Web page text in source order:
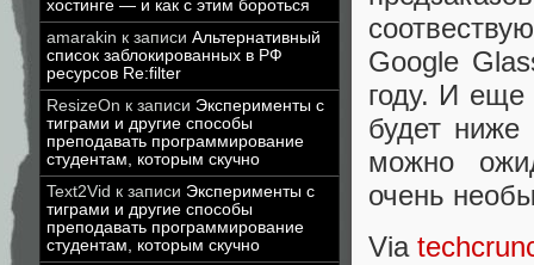
хостинге — и как с этим бороться
amarakin к записи Альтернативный
список заблокированных в РФ
ресурсов Re:filter
ResizeOn к записи Эксперименты с
тиграми и другие способы
преподавать программирование
студентам, которым скучно
Text2Vid к записи Эксперименты с
тиграми и другие способы
преподавать программирование
студентам, которым скучно
Google
году. И еще
будет
можно
очень
Via